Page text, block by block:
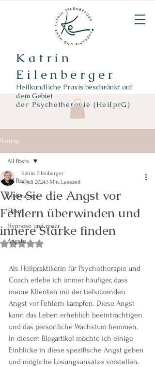
Katrin
Eilenberger
Heilkundliche Praxis beschränkt auf
dem Gebiet
der Psychotherapie (HeilprG)
Beitrag
All Posts
Motivation
Eltern
Hypnose und mehr
Ängste
All Posts
Wie Sie die Angst vor
Fehlern überwinden und
innere Stärke finden
Katrin Eilenberger
4. Juli 20243 Min. Lesezeit
Mit NaN von 5 Sternen bewertet.
Als Heilpraktikerin für Psychotherapie und
Coach erlebe ich immer häufiger, dass
meine Klienten mit der tiefsitzenden
Angst vor Fehlern kämpfen. Diese Angst
kann das Leben erheblich beeinträchtigen
und das persönliche Wachstum hemmen.
In diesem Blogartikel möchte ich einige
Einblicke in diese spezifische Angst geben
und mögliche Lösungsansätze vorstellen.